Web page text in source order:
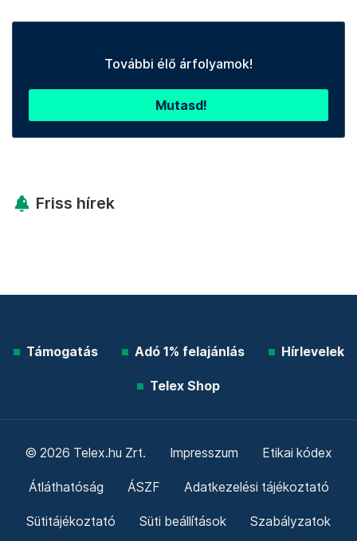
További élő árfolyamok!
Mutasd!
Friss hírek
Támogatás Adó 1% felajánlás Hírlevelek
Telex Shop
© 2026 Telex.hu Zrt. Impresszum Etikai kódex
Átláthatóság ÁSZF Adatkezelési tájékoztató
Sütitájékoztató Süti beállítások Szabályzatok